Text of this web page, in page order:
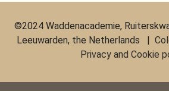
©2024 Waddenacademie,
Leeuwarden, the Netherlands |
Privacy and Cookie